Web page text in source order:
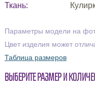
Ткань:
Параметры модели на
Цвет изделия может
Таблица размеров
Выберите размер и